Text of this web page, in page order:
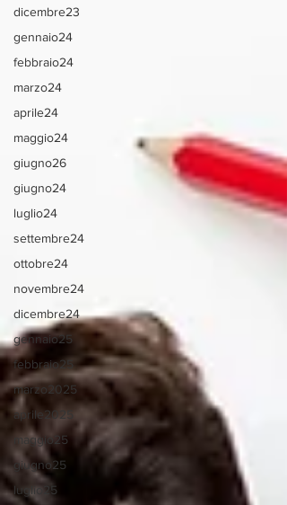
dicembre23
gennaio24
febbraio24
marzo24
aprile24
maggio24
giugno26
giugno24
luglio24
settembre24
ottobre24
novembre24
dicembre24
gennaio25
febbraio25
marzo2025
aprile2025
maggio25
giugno25
luglio25